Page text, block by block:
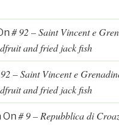
# 92 – Saint Vincent e
and fried jack fish
– Saint Vincent e
and fried jack fish
On # 9 – Repubblica di